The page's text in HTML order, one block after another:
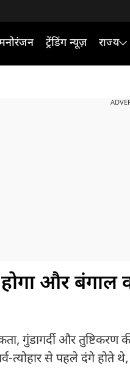
ट्रेंडिंग न्यूज़ राज्य
और बंगाल
और तुष्टिकरण की
त्योहार से पहले दंगे होते